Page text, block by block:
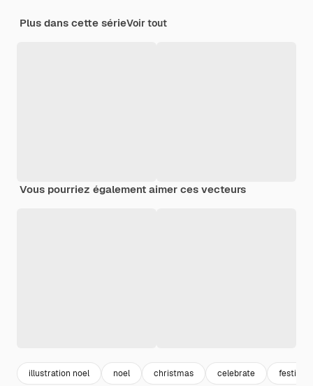
Plus dans cette sérieVoir tout
Vous pourriez également aimer ces vecteurs
illustration noel noel christmas celebrate festive